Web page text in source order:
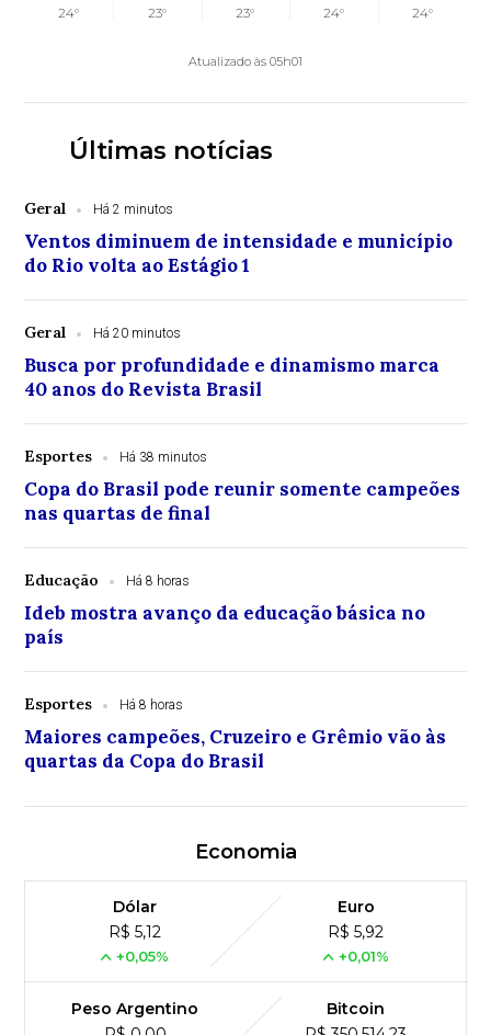
24°
23°
23°
24°
24°
Atualizado às 05h01
Últimas notícias
Geral Há 2 minutos
Ventos diminuem de intensidade e município
do Rio volta ao Estágio 1
Geral Há 20 minutos
Busca por profundidade e dinamismo marca
40 anos do Revista Brasil
Esportes Há 38 minutos
Copa do Brasil pode reunir somente campeões
nas quartas de final
Educação Há 8 horas
Ideb mostra avanço da educação básica no
país
Esportes Há 8 horas
Maiores campeões, Cruzeiro e Grêmio vão às
quartas da Copa do Brasil
Economia
Dólar
R$ 5,12
+0,05%
Euro
R$ 5,92
+0,01%
Peso Argentino
Bitcoin